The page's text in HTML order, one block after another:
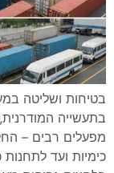
בטיחות ושליטה
בתעשייה
מפעלים רבים –
כימיות ועד